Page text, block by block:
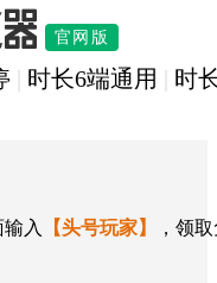
官网版
时长6端通用 时
入 【头号玩家】 ，领